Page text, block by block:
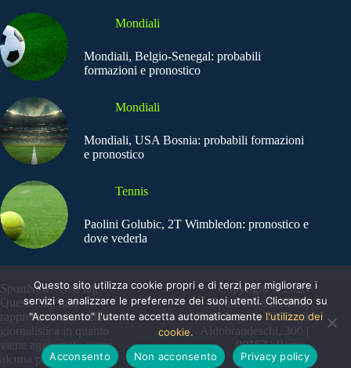
Mondiali
Mondiali, Belgio-Senegal: probabili
formazioni e pronostico
Mondiali
Mondiali, USA Bosnia: probabili formazioni
e pronostico
Tennis
Paolini Golubic, 2T Wimbledon: pronostico e
dove vederla
SportNews.BetFlag -
Questo sito non
rappresenta una testata
giornalistica in quanto
viene aggiornato senza
alcuna periodicità
Copyright © 2025
SportNews BetFlag
Sede Legale: Via degli
Aldobrandeschi, 300 |
00163 | Roma
Questo sito utilizza cookie propri e di terzi per migliorare i
servizi e analizzare le preferenze dei suoi utenti. Cliccando su
"Acconsento" l'utente accetta automaticamente l'utilizzo dei
cookie.
Acconsento
Non acconsento Privacy policy